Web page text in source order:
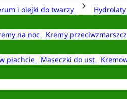
i olejki do twarzy
na noc Kremy
płachcie Maseczki do ust